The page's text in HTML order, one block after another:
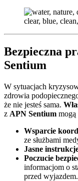
Bezpieczna
Sentium
W sytuacjach
zdrowia
że nie jesteś sama.
z APN Sentium mogą
Wsparcie
ze służbami
Jasne
Poczucie
informacjom o
przed wyjazdem.